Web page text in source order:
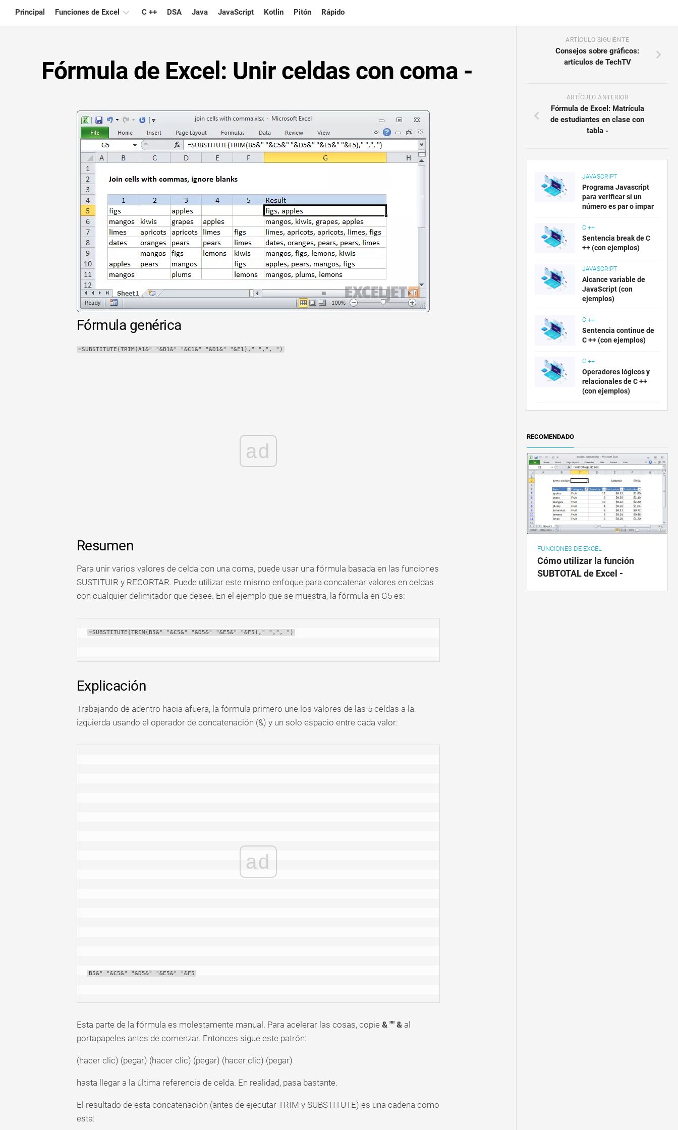
content
Principal Funciones de Excel
Consejos
de
Glosario
teclado
Lecciones
Noticias
Tabla
dinámica
TechTV
C ++ DSA Java JavaScript Kotlin Pitón Rápido
Fórmula de Excel: Unir celdas con coma -
Fórmula genérica
=SUBSTITUTE(TRIM(A1&" "&B1&" "&C1&" "&D1&" "&E1)," ",", ")
ad
Resumen
Para unir varios valores de celda con una coma, puede usar una fórmula basada en las funciones
SUSTITUIR y RECORTAR. Puede utilizar este mismo enfoque para concatenar valores en celdas
con cualquier delimitador que desee. En el ejemplo que se muestra, la fórmula en G5 es:
=SUBSTITUTE(TRIM(B5&" "&C5&" "&D5&" "&E5&" "&F5)," ",", ")
Explicación
Trabajando de adentro hacia afuera, la fórmula primero une los valores de las 5 celdas a la
izquierda usando el operador de concatenación (&) y un solo espacio entre cada valor:
ad
B5&" "&C5&" "&D5&" "&E5&" "&F5
Esta parte de la fórmula es molestamente manual. Para acelerar las cosas, copie & "" &al
portapapeles antes de comenzar. Entonces sigue este patrón:
(hacer clic) (pegar) (hacer clic) (pegar) (hacer clic) (pegar)
hasta llegar a la última referencia de celda. En realidad, pasa bastante.
El resultado de esta concatenación (antes de ejecutar TRIM y SUBSTITUTE) es una cadena como
esta:
ARTÍCULO SIGUIENTE
Consejos sobre gráficos:
artículos de TechTV
ARTÍCULO ANTERIOR
Fórmula de Excel: Matrícula
de estudiantes en clase con
tabla -
JAVASCRIPT
Programa Javascript
para verificar si un
número es par o impar
C ++
Sentencia break de C
++ (con ejemplos)
JAVASCRIPT
Alcance variable de
JavaScript (con
ejemplos)
C ++
Sentencia continue de
C ++ (con ejemplos)
C ++
Operadores lógicos y
relacionales de C ++
(con ejemplos)
RECOMENDADO
FUNCIONES DE EXCEL
Cómo utilizar la función
SUBTOTAL de Excel -